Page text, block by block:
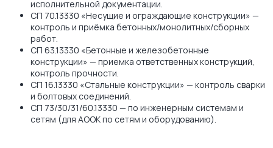
исполнительной документации.
СП 70.13330 «Несущие и ограждающие конструкции» —
контроль и приёмка бетонных/монолитных/сборных
работ.
СП 63.13330 «Бетонные и железобетонные
конструкции» — приемка ответственных конструкций,
контроль прочности.
СП 16.13330 «Стальные конструкции» — контроль сварки
и болтовых соединений.
СП 73/30/31/60.13330 — по инженерным системам и
сетям (для АООК по сетям и оборудованию).